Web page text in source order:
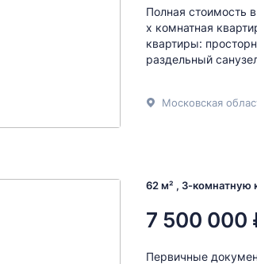
Полная стоимость
х комнатная
квартиры:
раздельный
Московская
62 м² , 3-комнатную
7 500 000
Первичные